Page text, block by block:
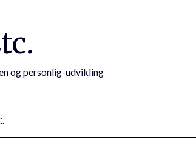
og personlig-udvikling